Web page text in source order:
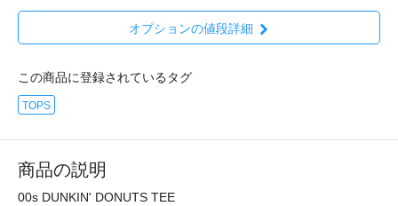
オプションの値段詳細
この商品に登録されているタグ
TOPS
商品の説明
00s DUNKIN' DONUTS TEE